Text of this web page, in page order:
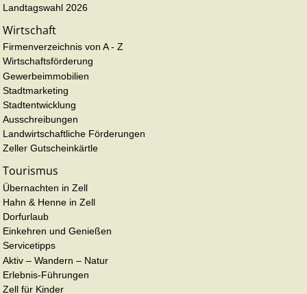
Landtagswahl 2026
Wirtschaft
Firmenverzeichnis von A - Z
Wirtschaftsförderung
Gewerbeimmobilien
Stadtmarketing
Stadtentwicklung
Ausschreibungen
Landwirtschaftliche Förderungen
Zeller Gutscheinkärtle
Tourismus
Übernachten in Zell
Hahn & Henne in Zell
Dorfurlaub
Einkehren und Genießen
Servicetipps
Aktiv – Wandern – Natur
Erlebnis-Führungen
Zell für Kinder